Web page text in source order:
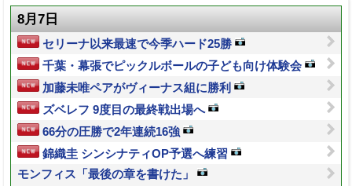
8月7日
セリーナ以来最速で今季ハード25勝
千葉・幕張でピックルボールの子ども向け体験会
加藤未唯ペアがヴィーナス組に勝利
ズベレフ 9度目の最終戦出場へ
66分の圧勝で2年連続16強
錦織圭 シンシナティOP予選へ練習
モンフィス「最後の章を書けた」